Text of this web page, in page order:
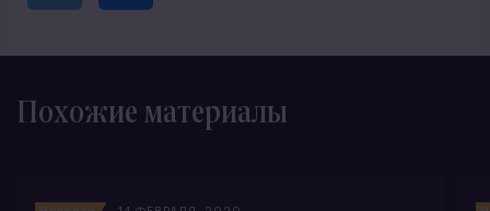
Похожие материалы